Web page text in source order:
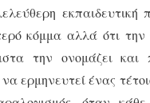
εκπαιδευτική
κόμμα αλλά ότι την
την ονομάζει και
ερμηνευτεί ένας